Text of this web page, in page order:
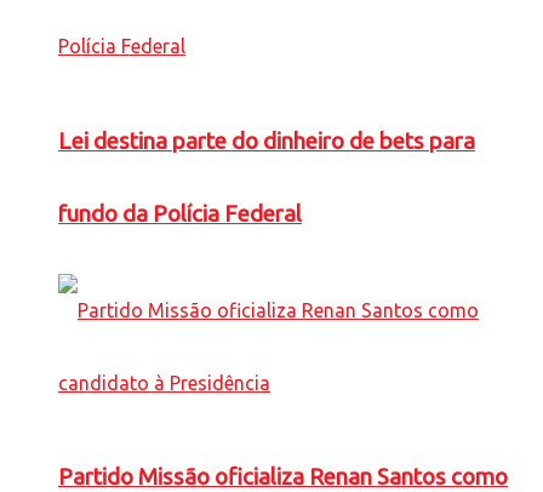
Lei destina parte do dinheiro de bets para
fundo da Polícia Federal
Partido Missão oficializa Renan Santos como